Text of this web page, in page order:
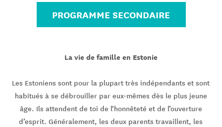
PROGRAMME SECONDAIRE
La vie de famille en Estonie
Les Estoniens sont pour la plupart très indépendants et sont
habitués à se débrouiller par eux-mêmes dès le plus jeune
âge. Ils attendent de toi de l‘honnêteté et de l’ouverture
d’esprit. Généralement, les deux parents travaillent, les